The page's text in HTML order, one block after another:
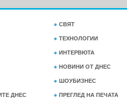
СВЯТ
ТЕХНОЛОГИИ
ИНТЕРВЮТА
НОВИНИ ОТ ДНЕС
ШОУБИЗНЕС
ДНЕС ПРЕГЛЕД НА ПЕЧАТА